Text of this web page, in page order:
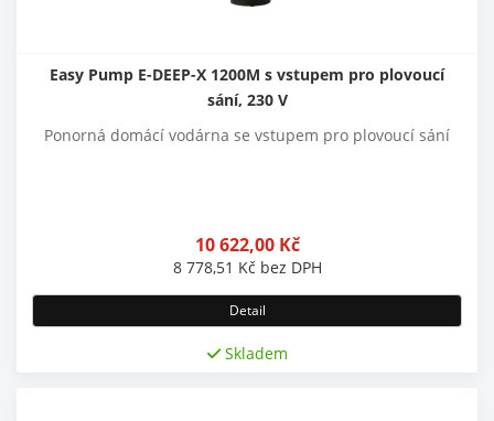
Easy Pump E-DEEP-X 1200M s vstupem pro plovoucí
sání, 230 V
Ponorná domácí vodárna se vstupem pro plovoucí sání
10 622,00 Kč
8 778,51 Kč bez DPH
Detail
Skladem